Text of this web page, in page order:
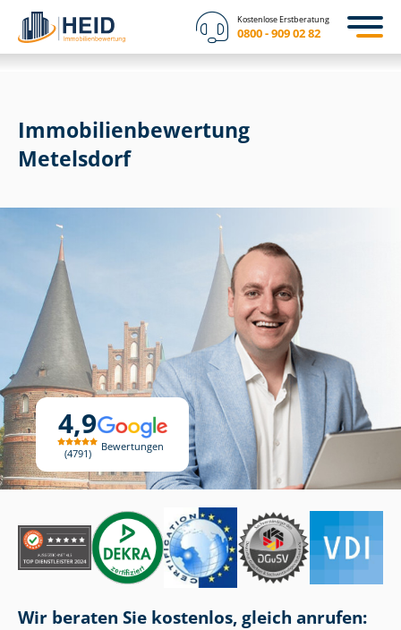
Kostenlose Erstberatung
0800 - 909 02 82
4,9
4791
Bewertungen
Immobilien­bewertung
Metelsdorf
Wir beraten Sie kostenlos, gleich anrufen: